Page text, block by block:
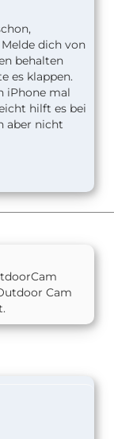
dich von
behalten
es klappen.
iPhone mal
hilft es bei
aber nicht
Cam